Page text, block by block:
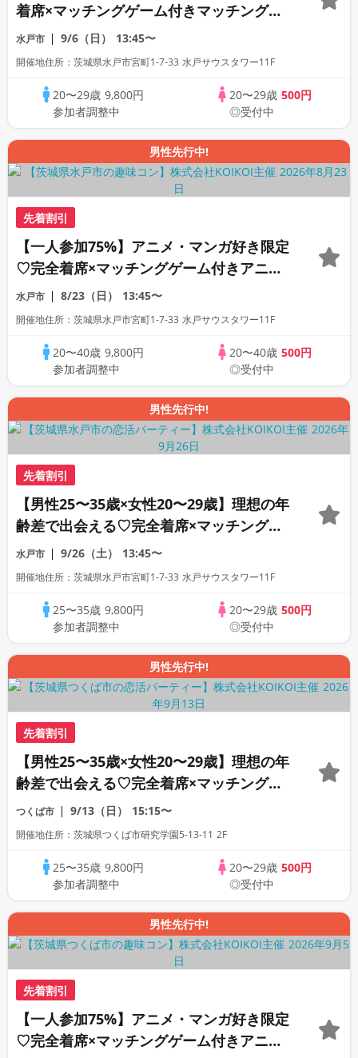
着席×マッチングゲーム付きマッチングコ
ン
水戸市 9/6（日） 13:45〜
開催地住所：茨城県水戸市宮町1-7-33 水戸サウスタワー11F
20〜29歳 9,800円
参加者調整中
20〜29歳 500円
◎受付中
男性先行中!
先着割引
【一人参加75%】アニメ・マンガ好き限定
♡完全着席×マッチングゲーム付きアニメ
コン
水戸市 8/23（日） 13:45〜
開催地住所：茨城県水戸市宮町1-7-33 水戸サウスタワー11F
20〜40歳 9,800円
参加者調整中
20〜40歳 500円
◎受付中
男性先行中!
先着割引
【男性25〜35歳×女性20〜29歳】理想の年
齢差で出会える♡完全着席×マッチングゲ
ーム付きマッチングコン
水戸市 9/26（土） 13:45〜
開催地住所：茨城県水戸市宮町1-7-33 水戸サウスタワー11F
25〜35歳 9,800円
参加者調整中
20〜29歳 500円
◎受付中
男性先行中!
先着割引
【男性25〜35歳×女性20〜29歳】理想の年
齢差で出会える♡完全着席×マッチングゲ
ーム付きマッチングコン
つくば市 9/13（日） 15:15〜
開催地住所：茨城県つくば市研究学園5-13-11 2F
25〜35歳 9,800円
参加者調整中
20〜29歳 500円
◎受付中
男性先行中!
先着割引
【一人参加75%】アニメ・マンガ好き限定
♡完全着席×マッチングゲーム付きアニメ